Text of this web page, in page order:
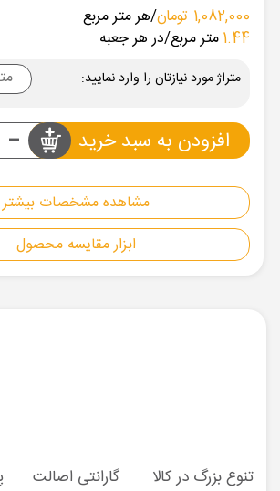
مشاهده مشخصات بیشتر
ابزار مقایسه محصول
1,082,000 تومان
/هر متر مربع
1.44متر مربع/در هر جعبه
متراژ مورد نیازتان را وارد نمایید:
- افزودن به سبد خرید
تنوع بزرگ در کالا گارانتی اصالت